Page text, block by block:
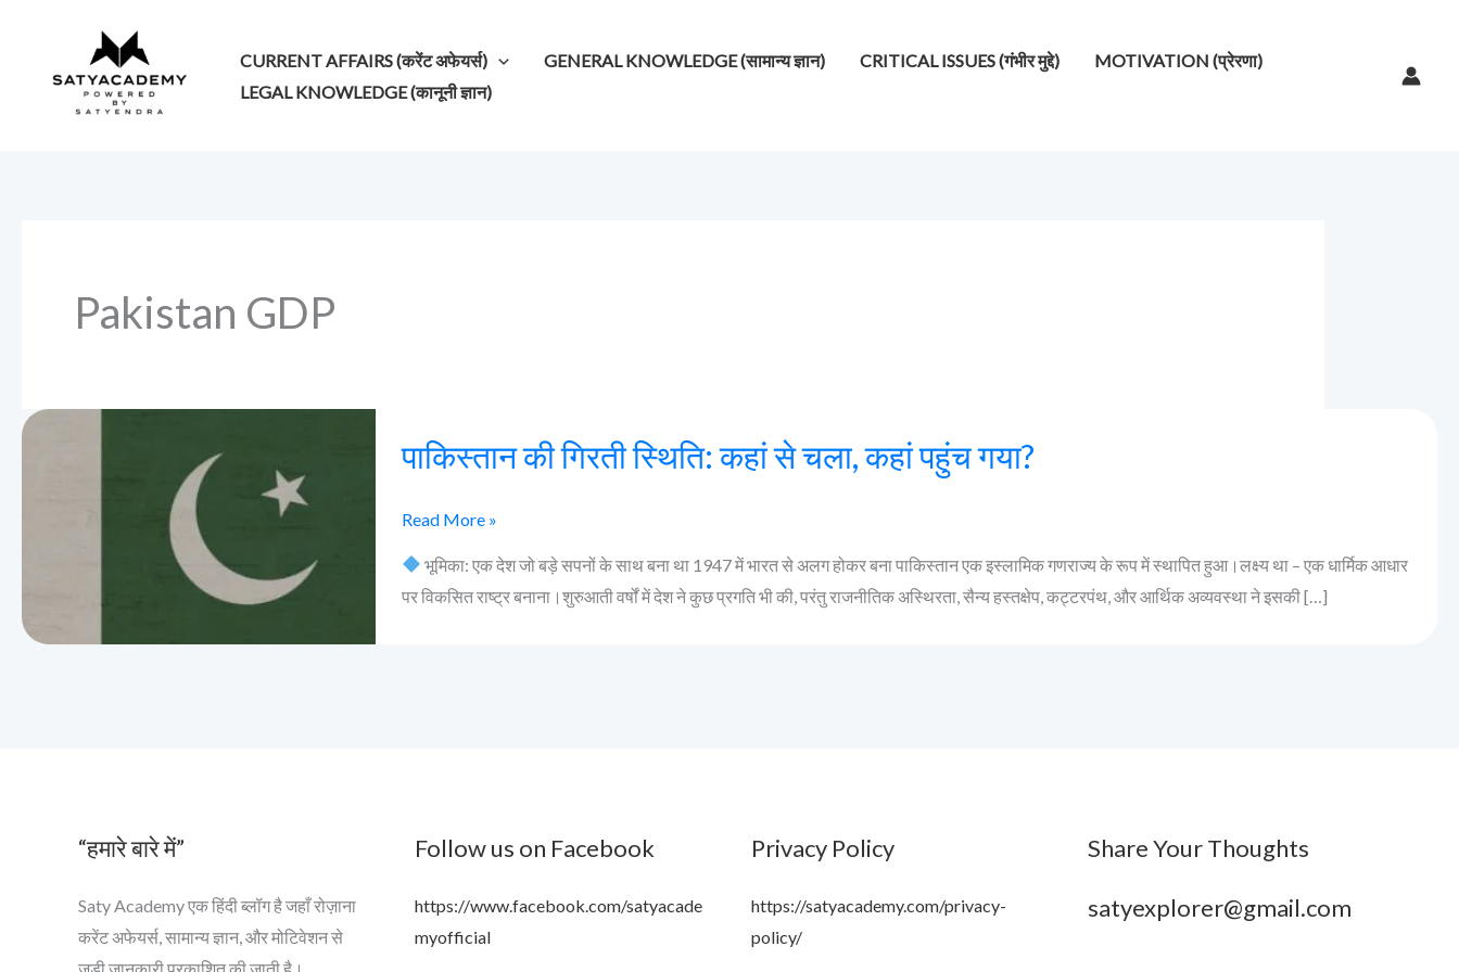
content
CURRENT AFFAIRS (करेंट अफेयर्स) GENERAL KNOWLEDGE (सामान्य ज्ञान) CRITICAL ISSUES (गंभीर मुद्दे)
MOTIVATION (प्रेरणा)
LEGAL KNOWLEDGE (कानूनी ज्ञान)
Pakistan GDP
पाकिस्तान की गिरती स्थिति: कहां से चला, कहां पहुंच गया?
की
स्थिति:
Read More »
भूमिका: एक देश जो बड़े सपनों के साथ बना था 1947 में भारत से अलग होकर बना पाकिस्तान एक इस्लामिक गणराज्य के रूप में स्थापित हुआ।लक्ष्य था – एक धार्मिक आधार
पर विकसित राष्ट्र बनाना।शुरुआती वर्षों में देश ने कुछ प्रगति भी की, परंतु राजनीतिक अस्थिरता, सैन्य हस्तक्षेप, कट्टरपंथ, और आर्थिक अव्यवस्था ने इसकी […]
“हमारे बारे में”
Saty Academy एक हिंदी ब्लॉग है जहाँ रोज़ाना
करेंट अफेयर्स, सामान्य ज्ञान, और मोटिवेशन से
Follow us on Facebook
https://www.facebook.com/satyacade
myofficial
Privacy Policy
https://satyacademy.com/privacy-
policy/
Share Your Thoughts
satyexplorer@gmail.com